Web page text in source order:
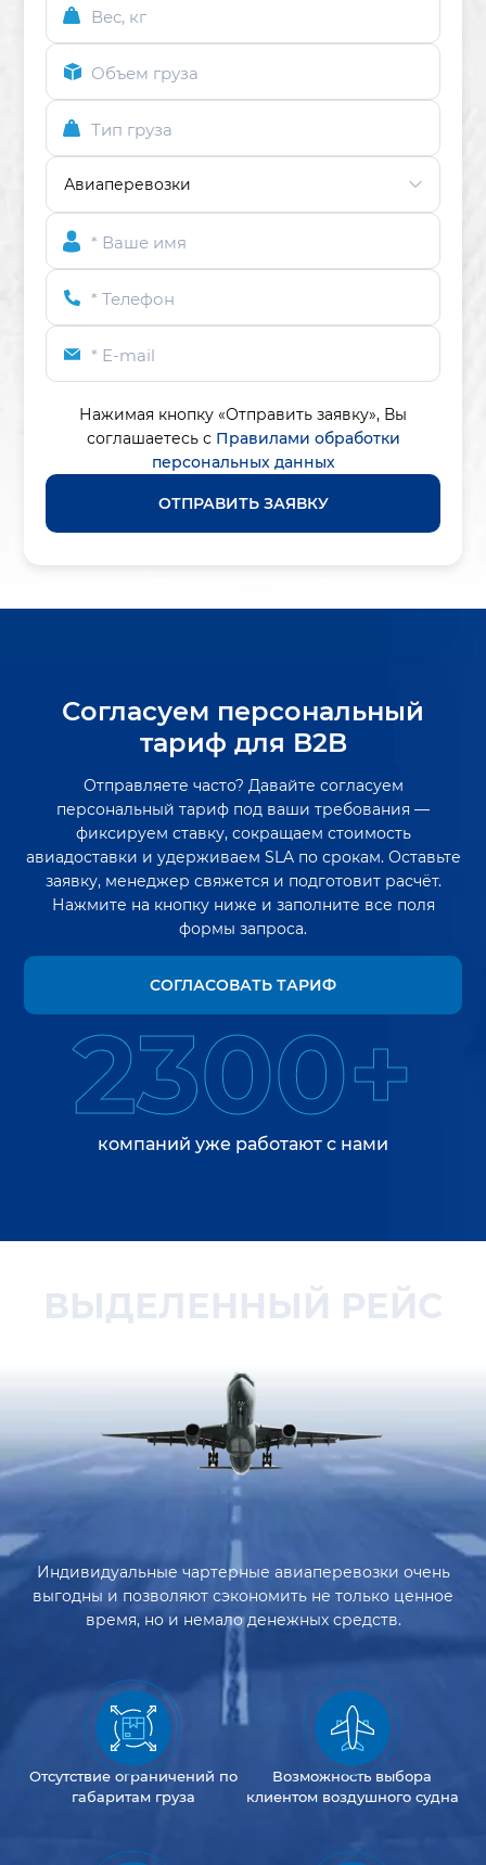
Вес, кг
Объем груза
Тип груза
* Ваше имя
* Телефон
* E-mail
Нажимая кнопку «Отправить заявку», Вы
соглашаетесь с Правилами обработки
персональных данных
ОТПРАВИТЬ ЗАЯВКУ
Согласуем персональный
тариф для B2B
Отправляете часто? Давайте согласуем
персональный тариф под ваши требования —
фиксируем ставку, сокращаем стоимость
авиадоставки и удерживаем SLA по срокам. Оставьте
заявку, менеджер свяжется и подготовит расчёт.
Нажмите на кнопку ниже и заполните все поля
формы запроса.
СОГЛАСОВАТЬ ТАРИФ
2300+
компаний уже работают с нами
ВЫДЕЛЕННЫЙ РЕЙС
Индивидуальные чартерные авиаперевозки очень
выгодны и позволяют сэкономить не только ценное
время, но и немало денежных средств.
Отсутствиеограничений по
габаритам груза
Возможность выбора
клиентом воздушного судна